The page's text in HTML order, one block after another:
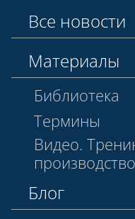
Все новости
Материалы
Библиотека
Термины
Видео.
Блог